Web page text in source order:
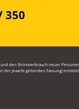
350
den Stromverbrauch neuer
der jeweils geltenden Fassung)